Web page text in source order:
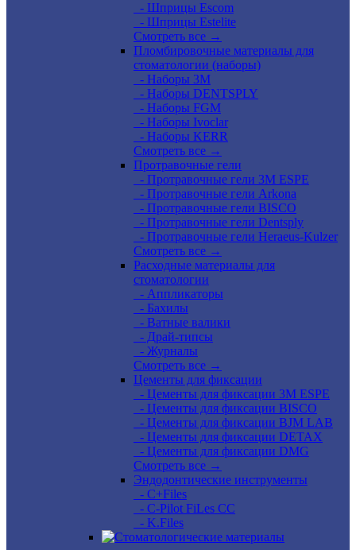
- Шприцы Escom
- Шприцы Estelite
Смотреть все →
Пломбировочные материалы для
стоматологии (наборы)
- Наборы 3М
- Наборы DENTSPLY
- Наборы FGM
- Наборы Ivoclar
- Наборы KERR
Смотреть все →
Протравочные гели
- Протравочные гели 3М ESPE
- Протравочные гели Arkona
- Протравочные гели BISCO
- Протравочные гели Dentsply
- Протравочные гели Heraeus-Kulzer
Смотреть все →
Расходные материалы для
стоматологии
- Аппликаторы
- Бахилы
- Ватные валики
- Драй-типсы
- Журналы
Смотреть все →
Цементы для фиксации
- Цементы для фиксации 3M ESPE
- Цементы для фиксации BISCO
- Цементы для фиксации BJM LAB
- Цементы для фиксации DETAX
- Цементы для фиксации DMG
Смотреть все →
Эндодонтические инструменты
- C+Files
- C-Pilot FiLes CC
- K.Files